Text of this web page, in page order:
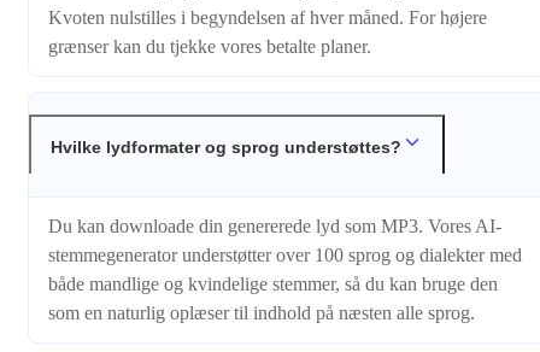
Kvoten nulstilles i begyndelsen af hver måned. For højere
grænser kan du tjekke vores betalte planer.
Hvilke lydformater og sprog understøttes?
Du kan downloade din genererede lyd som MP3. Vores AI-
stemmegenerator understøtter over 100 sprog og dialekter med
både mandlige og kvindelige stemmer, så du kan bruge den
som en naturlig oplæser til indhold på næsten alle sprog.